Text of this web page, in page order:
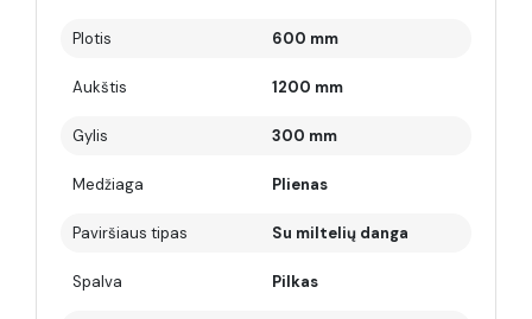
Plotis 600 mm
Aukštis 1200 mm
Gylis 300 mm
Medžiaga Plienas
Paviršiaus tipas Su miltelių danga
Spalva Pilkas